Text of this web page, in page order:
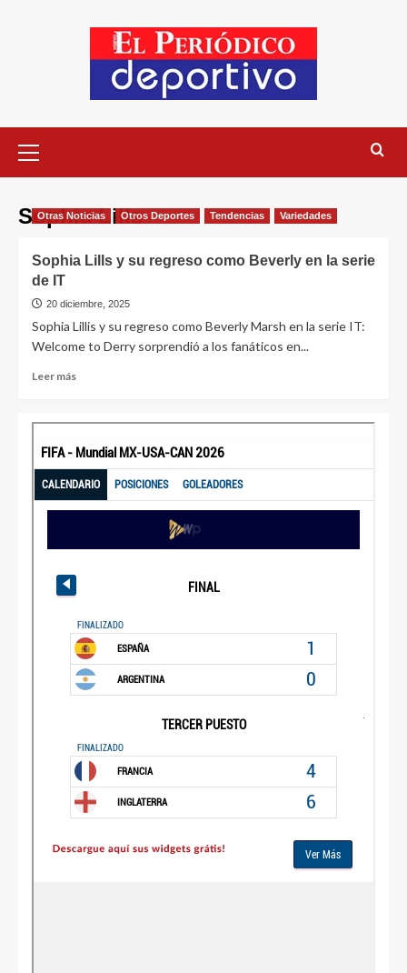
Sophia Lills
Otras Noticias Otros Deportes Tendencias Variedades
Sophia Lills y su regreso como Beverly en la serie
de IT
20 diciembre, 2025
Sophia Lillis y su regreso como Beverly Marsh en la serie IT:
Welcome to Derry sorprendió a los fanáticos en...
Leer más